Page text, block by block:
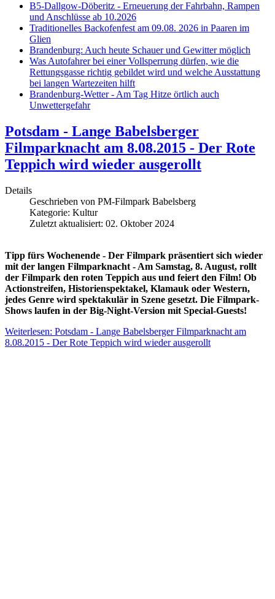
B5-Dallgow-Döberitz - Erneuerung der Fahrbahn, Rampen
und Anschlüsse ab 10.2026
Traditionelles Backofenfest am 09.08. 2026 in Paaren im
Glien
Brandenburg: Auch heute Schauer und Gewitter möglich
Was Autofahrer bei einer Vollsperrung dürfen, wie die
Rettungsgasse richtig gebildet wird und welche Ausstattung
bei langen Wartezeiten hilft
Brandenburg-Wetter - Am Tag Hitze örtlich auch
Unwettergefahr
Potsdam - Lange Babelsberger
Filmparknacht am 8.08.2015 - Der Rote
Teppich wird wieder ausgerollt
Details
Geschrieben von PM-Filmpark Babelsberg
Kategorie: Kultur
Zuletzt aktualisiert: 02. Oktober 2024
Tipp fürs Wochenende - Der Filmpark präsentiert sich wieder
mit der langen Filmparknacht - Am Samstag, 8. August, rollt
der Filmpark den roten Teppich aus und feiert den Film! Ob
Actionstreifen, Historienspektakel, Klamauk oder Western,
jedes Genre wird spektakulär in Szene gesetzt. Die Filmpark-
Shows laufen in der Big-Night-Version mit Special-Guests!
Weiterlesen: Potsdam - Lange Babelsberger Filmparknacht am
8.08.2015 - Der Rote Teppich wird wieder ausgerollt